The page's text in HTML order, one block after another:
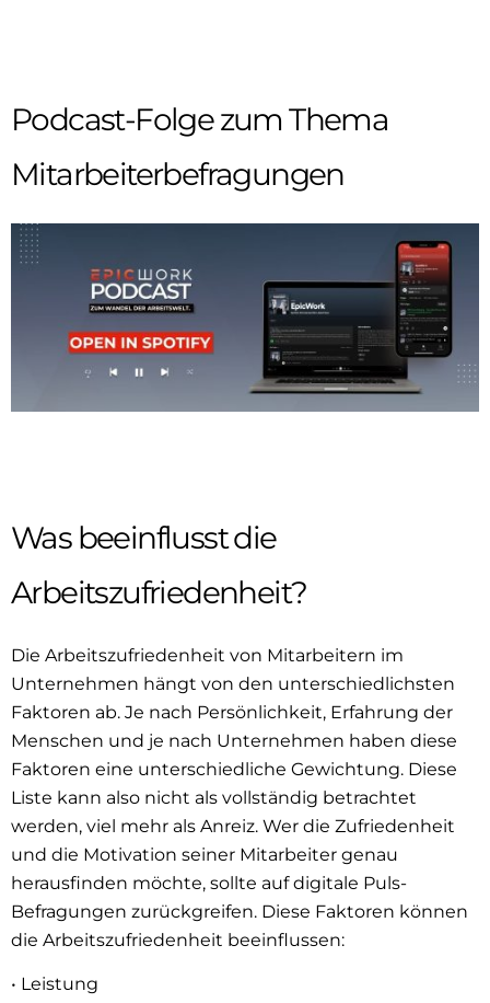
Podcast-Folge zum Thema
Mitarbeiterbefragungen
Was beeinflusst die
Arbeitszufriedenheit?
Die Arbeitszufriedenheit von Mitarbeitern im
Unternehmen hängt von den unterschiedlichsten
Faktoren ab. Je nach Persönlichkeit, Erfahrung der
Menschen und je nach Unternehmen haben diese
Faktoren eine unterschiedliche Gewichtung. Diese
Liste kann also nicht als vollständig betrachtet
werden, viel mehr als Anreiz. Wer die Zufriedenheit
und die Motivation seiner Mitarbeiter genau
herausfinden möchte, sollte auf digitale Puls-
Befragungen zurückgreifen. Diese Faktoren können
die Arbeitszufriedenheit beeinflussen:
• Leistung